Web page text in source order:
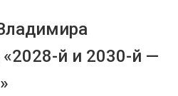
й и 2030-й —